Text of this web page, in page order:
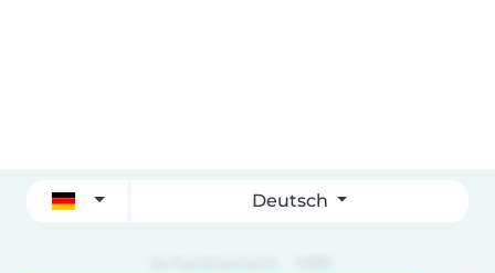
Deutsch